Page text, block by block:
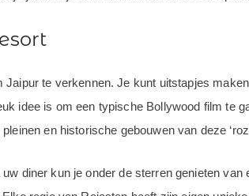
te verkennen. Je kunt uitstapjes
idee is om een typische Bollywood film te
en historische gebouwen van deze
diner kun je onder de sterren genieten